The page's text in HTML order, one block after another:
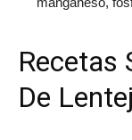
Recetas
De